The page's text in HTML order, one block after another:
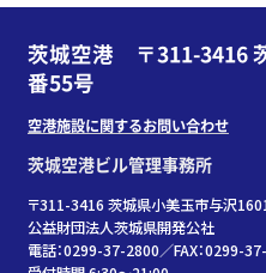
茨城空港 〒311-3416
番55号
空港施設に関するお問い合わせ
茨城空港ビル管理事務所
〒311-3416 茨城県小美玉市与沢
公益財団法人茨城県開発公社
電話：0299-37-2800／FAX：0299-